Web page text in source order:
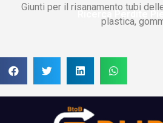
Giunti per il risanamento tubi
plastica,
Ricerca Perdite